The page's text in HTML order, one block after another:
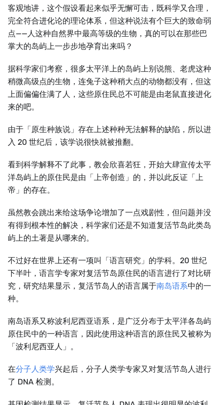
客观地讲，这个假设看起来似乎无懈可击，既科学又合理，
完全符合进化论的理论体系，但这种说法有个巨大的致命弱
点——人这种自然界中最高等级的生物，真的可以在那些巴
掌大的岛屿上一步步地孕育出来吗？
据科学家们考察，很多太平洋上的岛屿上别说熊、老虎这种
稍微高级点的生物，连兔子这种稍大点的动物都没有，但这
上面偏偏住满了人，这些原住民总不可能是由老鼠直接进化
来的吧。
由于「原生种族说」存在上述种种无法解释的缺陷，所以进
入 20 世纪后，该学说很快就被推翻。
看到科学解释不了此事，教会欣喜若狂，开始大肆宣传太平
洋岛屿上的原住民是由「上帝创造」的，并以此反证「上
帝」的存在。
虽然教会跳出来给这场争论增加了一点戏剧性，但问题并没
有得到根本性的解决，科学家们还是不知道复活节岛此类岛
屿上的土著是从哪来的。
不过好在世界上还有一项叫「语言研究」的学科。20 世纪
下半叶，语言学专家对复活节岛原住民的语言进行了对比研
究，研究结果显示，复活节岛人的语言属于南岛语系中的一
种。
南岛语系又称波利尼西亚语系，是广泛分布于太平洋各岛屿
原住民中的一种语言，因此使用这种语言的原住民又被称为
「波利尼西亚人」。
在分子人类学兴起后，分子人类学专家又对复活节岛人进行
了 DNA 检测。